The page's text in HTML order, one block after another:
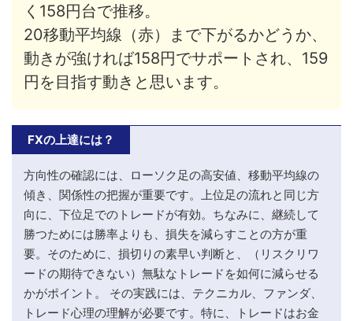
く158円台で推移。
20移動平均線（赤）まで下がるかどうか、
動きが強ければ158円でサポートされ、159
円を目指す動きと思います。
FXの上達には？
方向性の確認には、ローソク足の高安値、移動平均線の
傾き、関係性の把握が重要です。上位足の流れと同じ方
向に、下位足でのトレードが有効。ちなみに、継続して
勝つためには勝率よりも、損失を減らすことの方が重
要。そのために、損切りの素早い判断と、（リスクリワ
ードの期待できない）無駄なトレードを如何に減らせる
かがポイント。 その実践には、テクニカル、ファンダ、
トレード心理の理解が必要です。特に、トレードはお金